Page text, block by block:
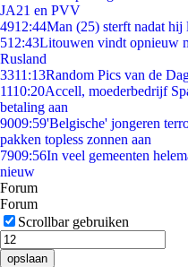
JA21 en PVV
4912:44Man (25) sterft nadat
512:43Litouwen vindt opnieuw
Rusland
3311:13Random Pics van de
1110:20Accell, moederbedrijf
betaling aan
9009:59'Belgische' jongeren
pakken topless zonnen aan
7909:56In veel gemeenten
nieuw
Forum
Forum
Scrollbar gebruiken
opslaan